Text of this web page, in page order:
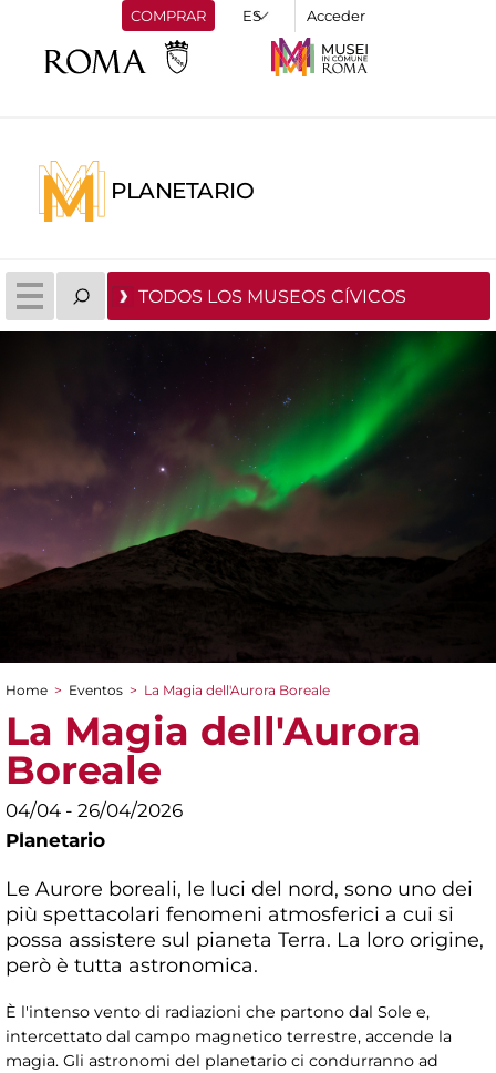
COMPRAR Acceder
PLANETARIO
TODOS LOS MUSEOS CÍVICOS
You are here
Home > Eventos > La Magia dell'Aurora Boreale
La Magia dell'Aurora
Boreale
04/04 - 26/04/2026
Planetario
Le Aurore boreali, le luci del nord, sono uno dei
più spettacolari fenomeni atmosferici a cui si
possa assistere sul pianeta Terra. La loro origine,
però è tutta astronomica.
È l'intenso vento di radiazioni che partono dal Sole e,
intercettato dal campo magnetico terrestre, accende la
magia. Gli astronomi del planetario ci condurranno ad